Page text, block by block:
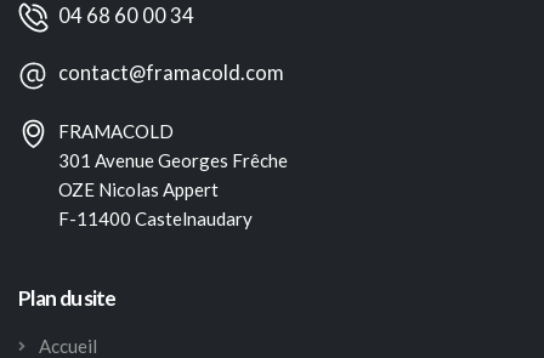
04 68 60 00 34
contact@framacold.com
FRAMACOLD
301 Avenue Georges Frêche
OZE Nicolas Appert
F-11400 Castelnaudary
Plan du site
Accueil